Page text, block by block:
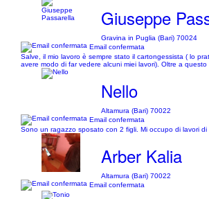
Giuseppe
Gravina in Puglia (Bari) 70024
Email confermata
Salve, il mio lavoro è sempre stato il cartongessista ( lo
avere modo di far vedere alcuni miei lavori). Oltre a
Nello
Altamura (Bari) 70022
Email confermata
Sono un ragazzo sposato con 2 figli. Mi occupo di lavori
Arber Kalia
Altamura (Bari) 70022
Email confermata